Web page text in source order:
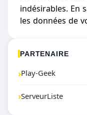
indésirables. En
les données de
PARTENAIRE
›Play-Geek
›ServeurListe